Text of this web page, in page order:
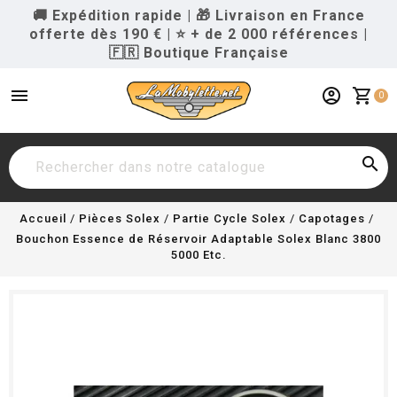
🚚 Expédition rapide | 🎁 Livraison en France
offerte dès 190 € | ⭐ + de 2 000 références |
🇫🇷 Boutique Française
menu shopping_cart 0
account_circle

Accueil Pièces Solex Partie Cycle Solex
Capotages
Bouchon Essence de Réservoir Adaptable Solex Blanc 3800
5000 Etc.